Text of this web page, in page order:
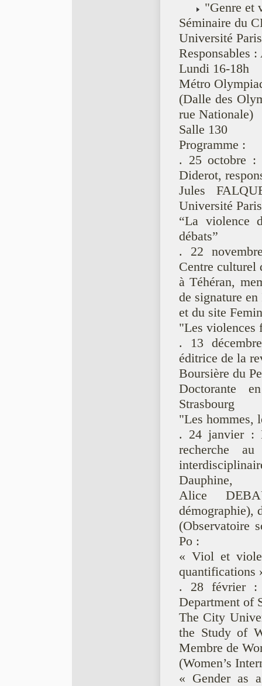
"Genre et
Séminaire du
Université
Responsables
Lundi 16-18h
Métro
(Dalle des
rue Nationale)
Salle 130
Programme :
. 25 octobre :
Diderot,
Jules
Université
“La violence
débats”
. 22
Centre culturel
à Téhéran,
de signature en
et du site
"Les violences
. 13
éditrice de la
Boursière du
Doctorante
Strasbourg
"Les hommes,
. 24 janvier :
recherche
Dauphine,
Alice
démographie),
(Observatoire
Po :
« Viol et
quantifications
. 28 février :
Department of
The City
the Study of
Membre de
(Women’s
« Gender as